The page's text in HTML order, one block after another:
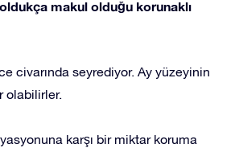
makul olduğu korunaklı
civarında seyrediyor. Ay yüzeyinin
olabilirler.
karşı bir miktar koruma